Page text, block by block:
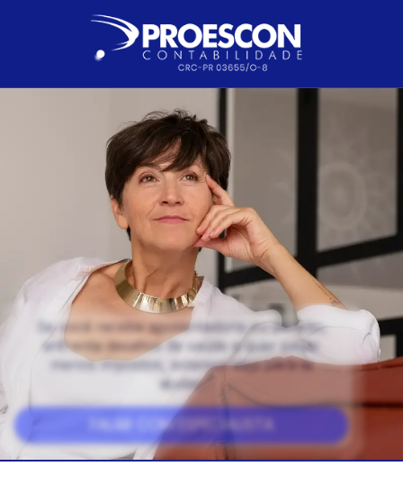
Se você recebe aposentadoria ou pensão,
enfrenta desafios de saúde e quer pagar
menos impostos, estamos aqui para te
ajudar.
FALAR COM ESPECIALISTA